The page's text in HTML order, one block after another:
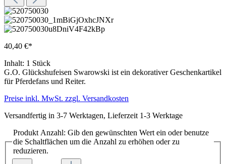
40,40 €*
Inhalt: 1 Stück
G.O. Glückshufeisen Swarowski ist ein dekorativer Geschenkartikel
für Pferdefans und Reiter.
Preise inkl. MwSt. zzgl. Versandkosten
Versandfertig in 3-7 Werktagen, Lieferzeit 1-3 Werktage
Produkt Anzahl: Gib den gewünschten Wert ein oder benutze
die Schaltflächen um die Anzahl zu erhöhen oder zu
reduzieren.